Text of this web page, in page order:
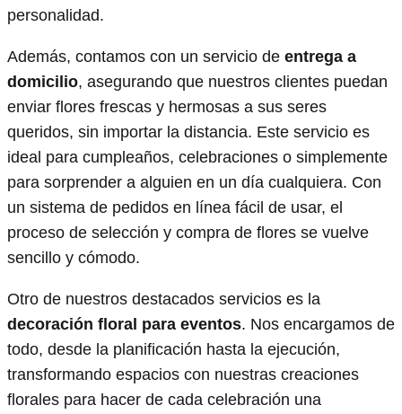
personalidad.
Además, contamos con un servicio de entrega a
domicilio, asegurando que nuestros clientes puedan
enviar flores frescas y hermosas a sus seres
queridos, sin importar la distancia. Este servicio es
ideal para cumpleaños, celebraciones o simplemente
para sorprender a alguien en un día cualquiera. Con
un sistema de pedidos en línea fácil de usar, el
proceso de selección y compra de flores se vuelve
sencillo y cómodo.
Otro de nuestros destacados servicios es la
decoración floral para eventos. Nos encargamos de
todo, desde la planificación hasta la ejecución,
transformando espacios con nuestras creaciones
florales para hacer de cada celebración una